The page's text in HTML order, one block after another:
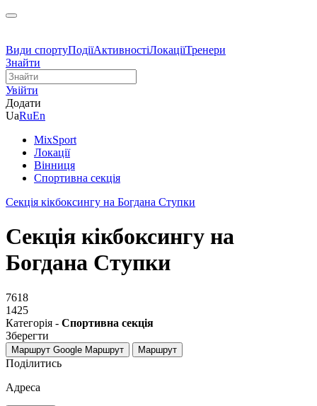
Види спортуПодіїАктивностіЛокаціїТренери
Знайти
Увійти
Додати
UaRuEn
MixSport
Локації
Вінниця
Спортивна секція
Секція кікбоксингу на Богдана Ступки
Секція кікбоксингу на
Богдана Ступки
7618
1425
Категорія - Спортивна секція
Зберегти
Маршрут Google Маршрут Маршрут
Поділитись
Адреса